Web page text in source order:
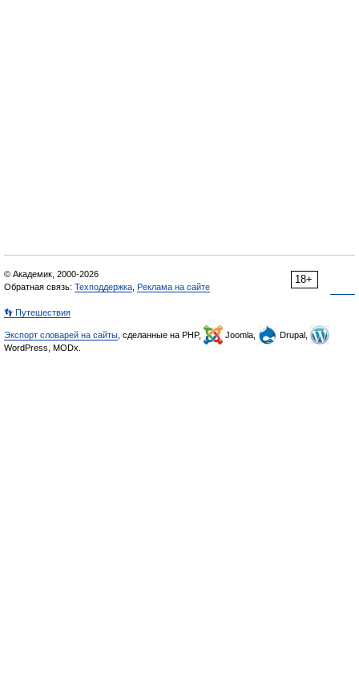
18+
© Академик, 2000-2026
Обратная связь: Техподдержка Реклама на сайте
👣 Путешествия
Экспорт словарей на сайты , сделанные на PHP, Joomla,
Drupal,
WordPress, MODx.